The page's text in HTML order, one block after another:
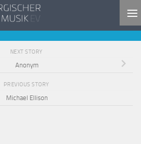
NEXT STORY
Anonym
PREVIOUS STORY
Michael Ellison